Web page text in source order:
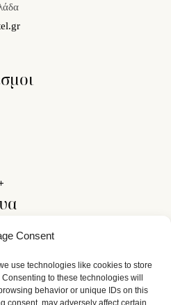
Consent
use technologies like cookies to store
to these technologies will
behavior or unique IDs on this
consent, may adversely affect certain
media και μείνετε σε επαφή